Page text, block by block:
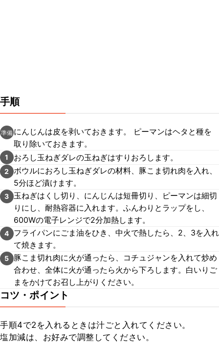
手順
準備 にんじんは皮を剥いておきます。 ピーマンはヘタと種を
取り除いておきます。
1 おろし玉ねぎダレの玉ねぎはすりおろします。
2
ボウルにおろし玉ねぎダレの材料、豚こま切れ肉を入れ、
5分ほど漬けます。
3
玉ねぎはくし切り、にんじんは短冊切り、ピーマンは細切
りにし、耐熱容器に入れます。ふんわりとラップをし、
600Wの電子レンジで2分加熱します。
4
フライパンにごま油をひき、中火で熱したら、2、3を入れ
て焼きます。
5
豚こま切れ肉に火が通ったら、コチュジャンを入れて炒め
合わせ、全体に火が通ったら火から下ろします。白いりご
まをかけてお召し上がりください。
コツ・ポイント
手順4で2を入れるときは汁ごと入れてください。
塩加減は、お好みで調整してください。